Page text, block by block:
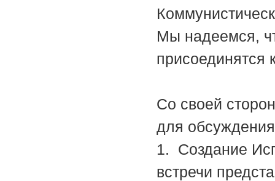
Мы надеемся,
присоединятся
Со своей
для
1. Создание
встречи